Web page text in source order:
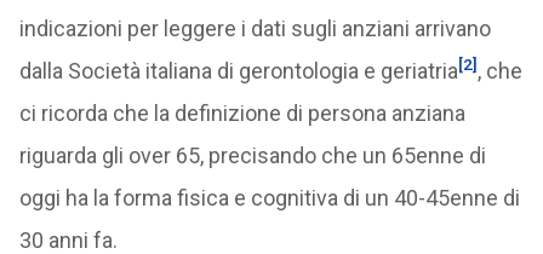
indicazioni per leggere i dati sugli anziani arrivano
dalla Società italiana di gerontologia e geriatria[2] , che
ci ricorda che la definizione di persona anziana
riguarda gli over 65, precisando che un 65enne di
oggi ha la forma fisica e cognitiva di un 40-45enne di
30 anni fa.